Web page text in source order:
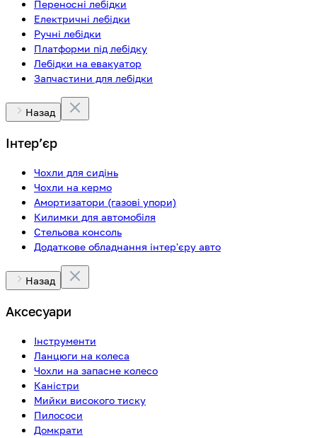
Переносні лебідки
Електричні лебідки
Ручні лебідки
Платформи під лебідку
Лебідки на евакуатор
Запчастини для лебідки
Назад
Інтерʼєр
Чохли для сидінь
Чохли на кермо
Амортизатори (газові упори)
Килимки для автомобіля
Стельова консоль
Додаткове обладнання інтер'єру авто
Назад
Аксесуари
Інструменти
Ланцюги на колеса
Чохли на запасне колесо
Каністри
Мийки високого тиску
Пилососи
Домкрати